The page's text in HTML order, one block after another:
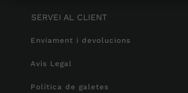
SERVEI AL CLIENT
Enviament i devolucions
Avís Legal
Política de galetes